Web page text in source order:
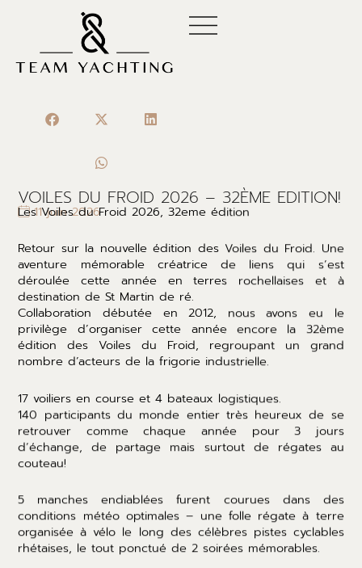
VOILES DU FROID 2026 – 32ÈME EDITION!
11 juin 2026
Les Voiles du Froid 2026, 32eme édition
Retour sur la nouvelle édition des Voiles du Froid. Une
aventure mémorable créatrice de liens qui s’est
déroulée cette année en terres rochellaises et à
destination de St Martin de ré.
Collaboration débutée en 2012, nous avons eu le
privilège d’organiser cette année encore la 32ème
édition des Voiles du Froid, regroupant un grand
nombre d’acteurs de la frigorie industrielle.
17 voiliers en course et 4 bateaux logistiques.
140 participants du monde entier très heureux de se
retrouver comme chaque année pour 3 jours
d’échange, de partage mais surtout de régates au
couteau!
5 manches endiablées furent courues dans des
conditions météo optimales – une folle régate à terre
organisée à vélo le long des célèbres pistes cyclables
rhétaises, le tout ponctué de 2 soirées mémorables.